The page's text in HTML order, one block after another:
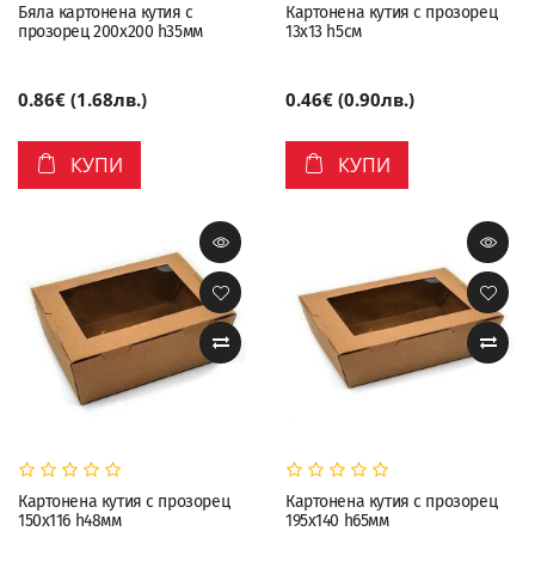
Бяла картонена кутия с
прозорец 200х200 h35мм
0.86€ (1.68лв.)
КУПИ
Картонена кутия с прозорец
13х13 h5см
0.46€ (0.90лв.)
КУПИ
Картонена кутия с прозорец
150х116 h48мм
Картонена кутия с прозорец
195х140 h65мм